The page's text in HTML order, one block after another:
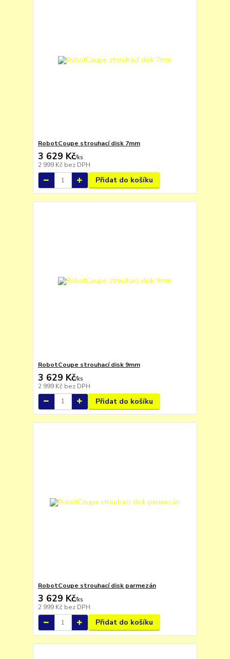
RobotCoupe strouhací disk 7mm
3 629 Kč/ks
2 999 Kč bez DPH
Přidat do košíku
RobotCoupe strouhací disk 9mm
3 629 Kč/ks
2 999 Kč bez DPH
Přidat do košíku
RobotCoupe strouhací disk parmezán
3 629 Kč/ks
2 999 Kč bez DPH
Přidat do košíku